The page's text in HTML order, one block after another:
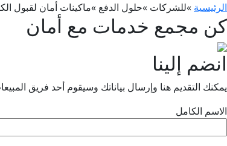
الرئيسية »للشركات »حلول الدفع »ماكينات أمان لقبول
كن مجمع خدمات مع أمان
انضم إلينا
يمكنك التقديم هنا وإرسال بياناتك وسيقوم أحد فريق
الاسم الكامل